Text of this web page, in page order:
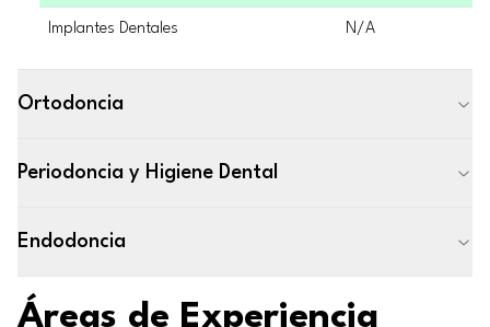
Implantes Dentales N/A
Ortodoncia
Periodoncia y Higiene Dental
Endodoncia
Áreas de Experiencia